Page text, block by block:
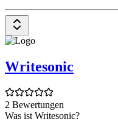
Writesonic
2 Bewertungen
Was ist Writesonic?